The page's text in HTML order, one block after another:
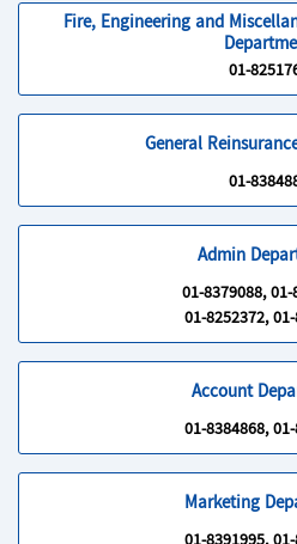
Fire, Engineering and
01-
General
01-
Admin
01-8379088,
01-8252372,
Account
01-8384868,
Marketing